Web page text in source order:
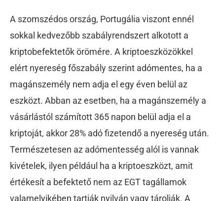
A szomszédos ország, Portugália viszont ennél
sokkal kedvezőbb szabályrendszert alkotott a
kriptobefektetők örömére. A kriptoeszközökkel
elért nyereség főszabály szerint adómentes, ha a
magánszemély nem adja el egy éven belül az
eszközt. Abban az esetben, ha a magánszemély a
vásárlástól számított 365 napon belül adja el a
kriptoját, akkor 28% adó fizetendő a nyereség után.
Természetesen az adómentesség alól is vannak
kivételek, ilyen például ha a kriptoeszközt, amit
értékesít a befektető nem az EGT tagállamok
valamelyikében tartják nyilván vagy tárolják. A